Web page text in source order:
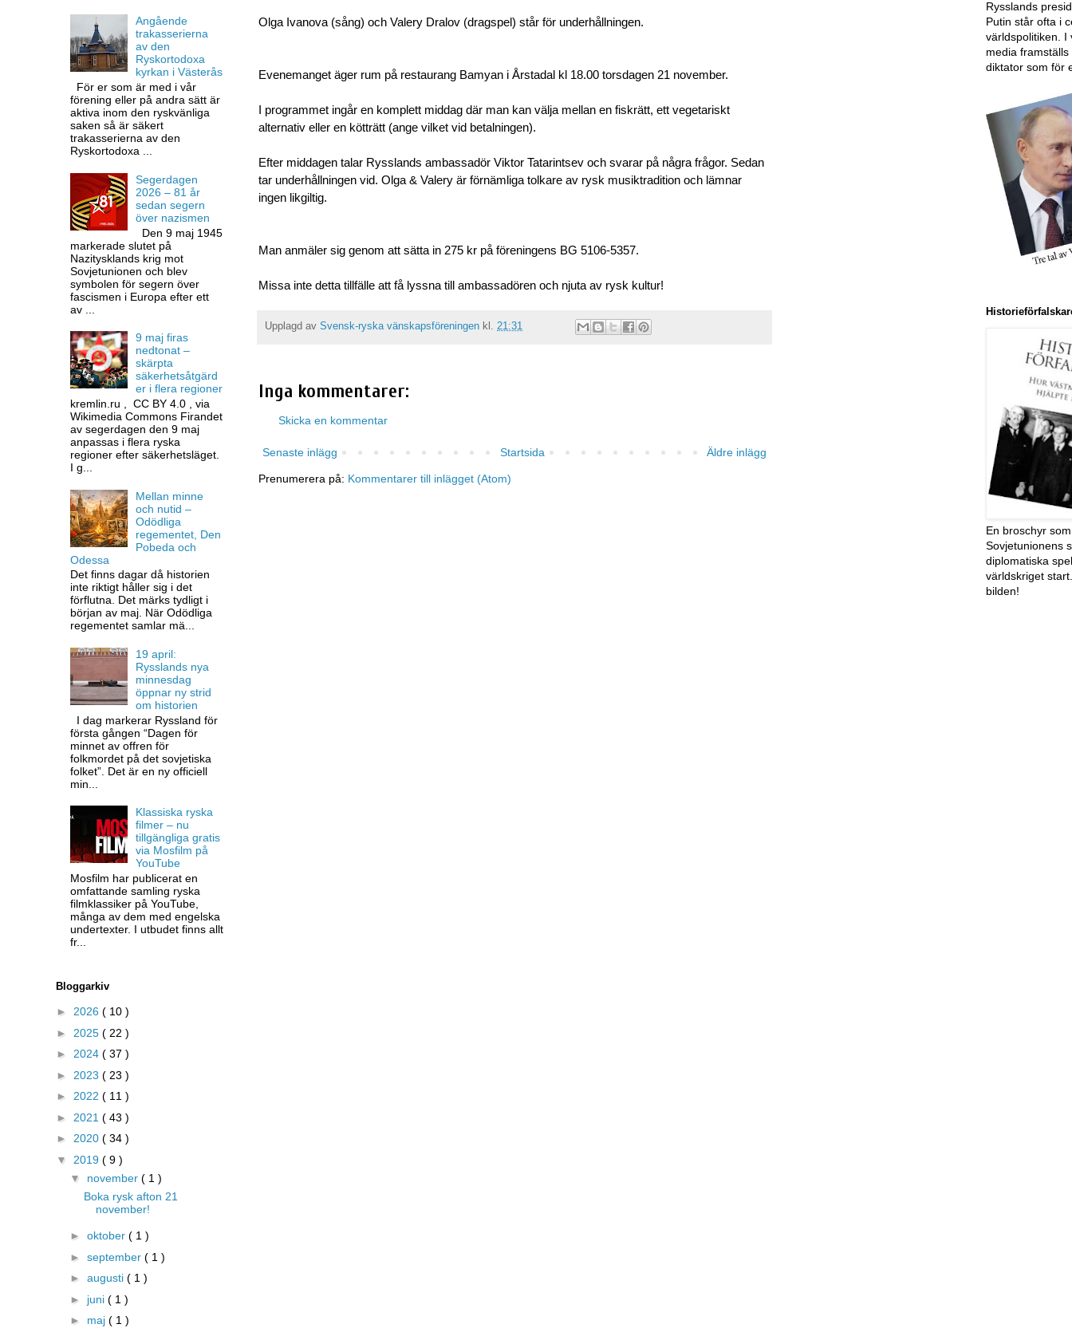
Olga Ivanova (sång) och Valery Dralov (dragspel) står för underhållningen.
Evenemanget äger rum på restaurang Bamyan i Årstadal kl 18.00 torsdagen 21 november.
I programmet ingår en komplett middag där man kan välja mellan en fiskrätt, ett vegetariskt
alternativ eller en kötträtt (ange vilket vid betalningen).
Efter middagen talar Rysslands ambassadör Viktor Tatarintsev och svarar på några frågor. Sedan
tar underhållningen vid. Olga & Valery är förnämliga tolkare av rysk musiktradition och lämnar
ingen likgiltig.
Man anmäler sig genom att sätta in 275 kr på föreningens BG 5106-5357.
Missa inte detta tillfälle att få lyssna till ambassadören och njuta av rysk kultur!
Upplagd av Svensk-ryska vänskapsföreningen kl. 21:31
Inga kommentarer:
Skicka en kommentar
Senaste inlägg Äldre inlägg
Startsida
Prenumerera på: Kommentarer till inlägget (Atom)
Angående
trakasserierna
av den
Ryskortodoxa
kyrkan i Västerås
För er som är med i vår
förening eller på andra sätt är
aktiva inom den ryskvänliga
saken så är säkert
trakasserierna av den
Ryskortodoxa ...
Segerdagen
2026 – 81 år
sedan segern
över nazismen
Den 9 maj 1945
markerade slutet på
Nazitysklands krig mot
Sovjetunionen och blev
symbolen för segern över
fascismen i Europa efter ett
av ...
9 maj firas
nedtonat –
skärpta
säkerhetsåtgärd
er i flera regioner
kremlin.ru , CC BY 4.0 , via
Wikimedia Commons Firandet
av segerdagen den 9 maj
anpassas i flera ryska
regioner efter säkerhetsläget.
I g...
Mellan minne
och nutid –
Odödliga
regementet, Den
Pobeda och
Odessa
Det finns dagar då historien
inte riktigt håller sig i det
förflutna. Det märks tydligt i
början av maj. När Odödliga
regementet samlar mä...
19 april:
Rysslands nya
minnesdag
öppnar ny strid
om historien
I dag markerar Ryssland för
första gången “Dagen för
minnet av offren för
folkmordet på det sovjetiska
folket”. Det är en ny officiell
min...
Klassiska ryska
filmer – nu
tillgängliga gratis
via Mosfilm på
YouTube
Mosfilm har publicerat en
omfattande samling ryska
filmklassiker på YouTube,
många av dem med engelska
undertexter. I utbudet finns allt
fr...
Bloggarkiv
► 2026 ( 10 )
► 2025 ( 22 )
► 2024 ( 37 )
► 2023 ( 23 )
► 2022 ( 11 )
► 2021 ( 43 )
► 2020 ( 34 )
▼ 2019 ( 9 )
▼ november ( 1 )
Boka rysk afton 21
november!
► oktober ( 1 )
► september ( 1 )
► augusti ( 1 )
► juni ( 1 )
► maj ( 1 )
Rysslands
Putin står ofta i
världspolitiken. I
media
diktator som för
En broschyr
Sovjetunionens
diplomatiska
världskriget
bilden!